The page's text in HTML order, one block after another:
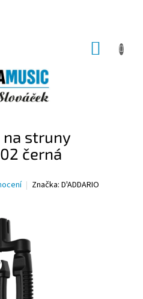
na struny
černá
Značka: D'ADDARIO